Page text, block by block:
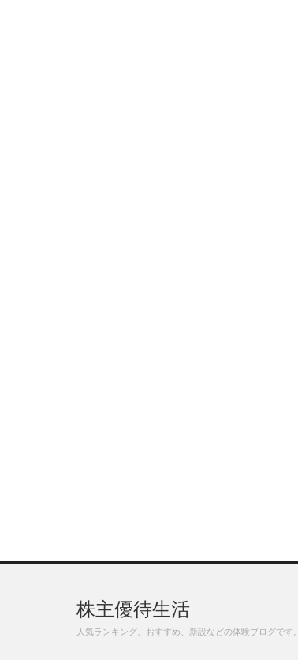
株主優待生活
人気ランキング、おすすめ、新設などの体験ブログです。